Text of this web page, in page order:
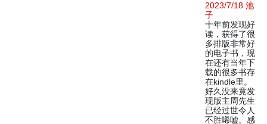
2023/7/18 池
子
十年前发现好
读，获得了很
多排版非常好
的电子书，现
在还有当年下
载的很多书存
在kindle里。
好久没来竟发
现版主周先生
已经过世令人
不胜唏嘘。感